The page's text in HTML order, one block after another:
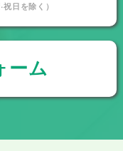
⽇を除く）
ーム